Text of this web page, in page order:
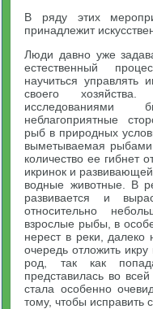
В ряду этих
принадлежит
Люди давно уже
естественный
научиться управлять
своего
неблагоприятные
рыб в природных
выметываемая рыбами
количество ее гибнет
икринок и
водные животные. В
развивается и
относительно
взрослые рыбы, в
нерест в реки,
очередь отложить
род, так как
представилась во
стала особенно
тому, чтобы исправить